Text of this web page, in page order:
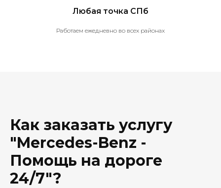
Любая точка СПб
Работаем ежедневно во всех районах
Как заказать услугу
"Mercedes-Benz -
Помощь на дороге
24/7"?